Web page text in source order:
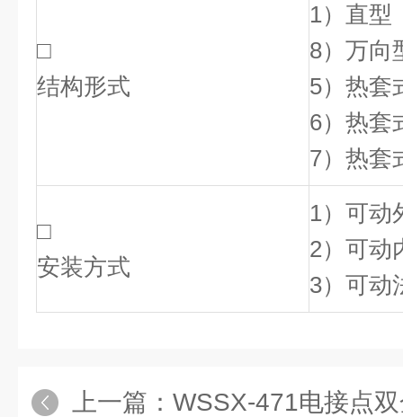
□
结构形式
1）直
8）万向
5）热套
6）热套
7）热套
□
安装方式
1）可动
2）可动
3）可动
上一篇： WSSX-471电接点双金属